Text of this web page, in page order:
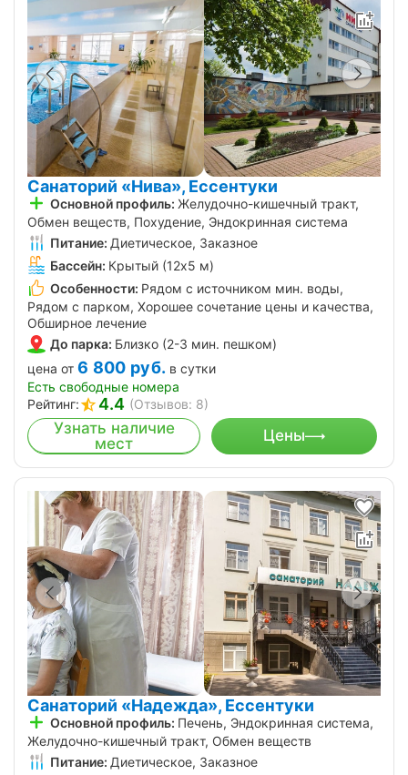
Санаторий «Нива», Ессентуки
Основной профиль: Желудочно-кишечный тракт,
Обмен веществ, Похудение, Эндокринная система
Питание: Диетическое, Заказное
Бассейн: Крытый (12х5 м)
Особенности: Рядом с источником мин. воды,
Рядом с парком, Хорошее сочетание цены и качества,
Обширное лечение
До парка: Близко (2-3 мин. пешком)
цена от 6 800 руб. в сутки
Есть свободные номера
Рейтинг:
4.4 (Отзывов: 8)
Узнать наличие
мест
Цены
Санаторий «Надежда», Ессентуки
Основной профиль: Печень, Эндокринная система,
Желудочно-кишечный тракт, Обмен веществ
Питание: Диетическое, Заказное